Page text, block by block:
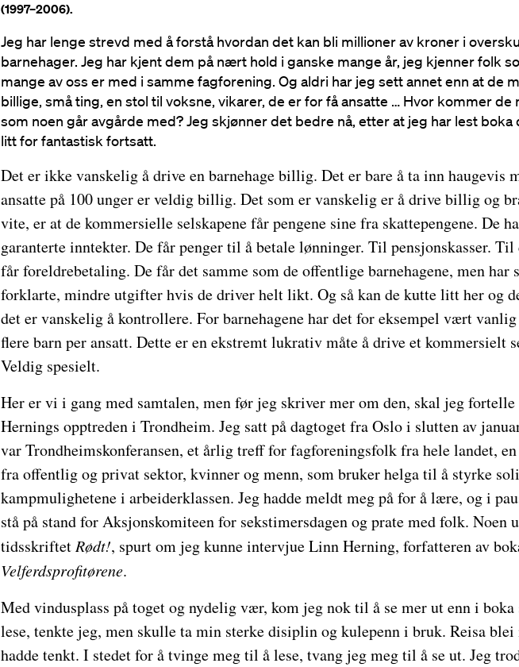
(1997–2006).
Jeg har lenge strevd med å forstå hvordan det kan bli millioner av kroner i
barnehager. Jeg har kjent dem på nært hold i ganske mange år, jeg kjenner folk
mange av oss er med i samme fagforening. Og aldri har jeg sett annet enn at de
billige, små ting, en stol til voksne, vikarer, de er for få ansatte … Hvor kommer de
som noen går avgårde med? Jeg skjønner det bedre nå, etter at jeg har lest boka
litt for fantastisk fortsatt.
Det er ikke vanskelig å drive en barnehage billig. Det er bare å ta inn haugevis
ansatte på 100 unger er veldig billig. Det som er vanskelig er å drive billig og
vite, er at de kommersielle selskapene får pengene sine fra skattepengene. De
garanterte inntekter. De får penger til å betale lønninger. Til pensjonskasser.
får foreldrebetaling. De får det samme som de offentlige barnehagene, men har
forklarte, mindre utgifter hvis de driver helt likt. Og så kan de kutte litt her og
det er vanskelig å kontrollere. For barnehagene har det for eksempel vært
flere barn per ansatt. Dette er en ekstremt lukrativ måte å drive et kommersielt
Veldig spesielt.
Her er vi i gang med samtalen, men før jeg skriver mer om den, skal jeg
Hernings opptreden i Trondheim. Jeg satt på dagtoget fra Oslo i slutten av
var Trondheimskonferansen, et årlig treff for fagforeningsfolk fra hele landet,
fra offentlig og privat sektor, kvinner og menn, som bruker helga til å styrke
kampmulighetene i arbeiderklassen. Jeg hadde meldt meg på for å lære, og i
stå på stand for Aksjonskomiteen for sekstimersdagen og prate med folk. Noen
tidsskriftet Rødt!, spurt om jeg kunne intervjue Linn Herning, forfatteren av
Velferdsprofitørene.
Med vindusplass på toget og nydelig vær, kom jeg nok til å se mer ut enn i
lese, tenkte jeg, men skulle ta min sterke disiplin og kulepenn i bruk. Reisa
hadde tenkt. I stedet for å tvinge meg til å lese, tvang jeg meg til å se ut. Jeg